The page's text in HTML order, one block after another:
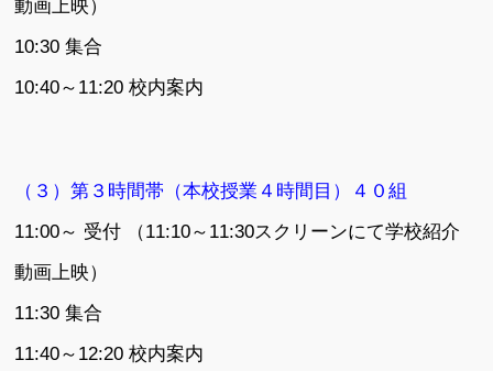
動画上映）
10:30 集合
10:40～11:20 校内案内
（３）第３時間帯（本校授業４時間目）４０組
11:00～ 受付 （11:10～11:30スクリーンにて学校紹介
動画上映）
11:30 集合
11:40～12:20 校内案内